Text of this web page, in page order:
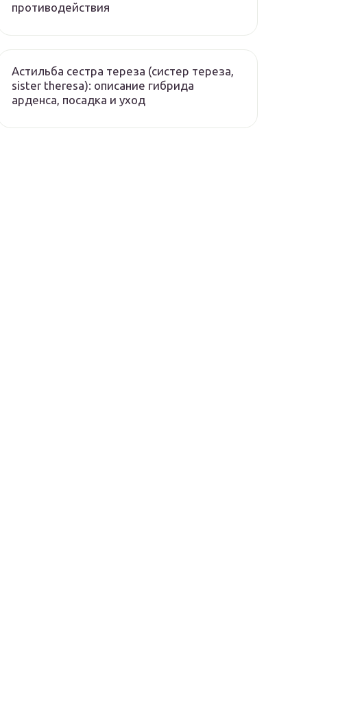
противодействия
Астильба сестра тереза (систер тереза,
sister theresa): описание гибрида
арденса, посадка и уход